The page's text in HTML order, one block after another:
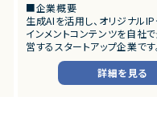
■企業概要
生成AIを活用し、オリジナル
インメントコンテンツを自社
営するスタートアップ企業です
音楽・映像・SNSなど複数の
しながら、AIを前提とした新
インメント体験の創出に取り
詳細を見る